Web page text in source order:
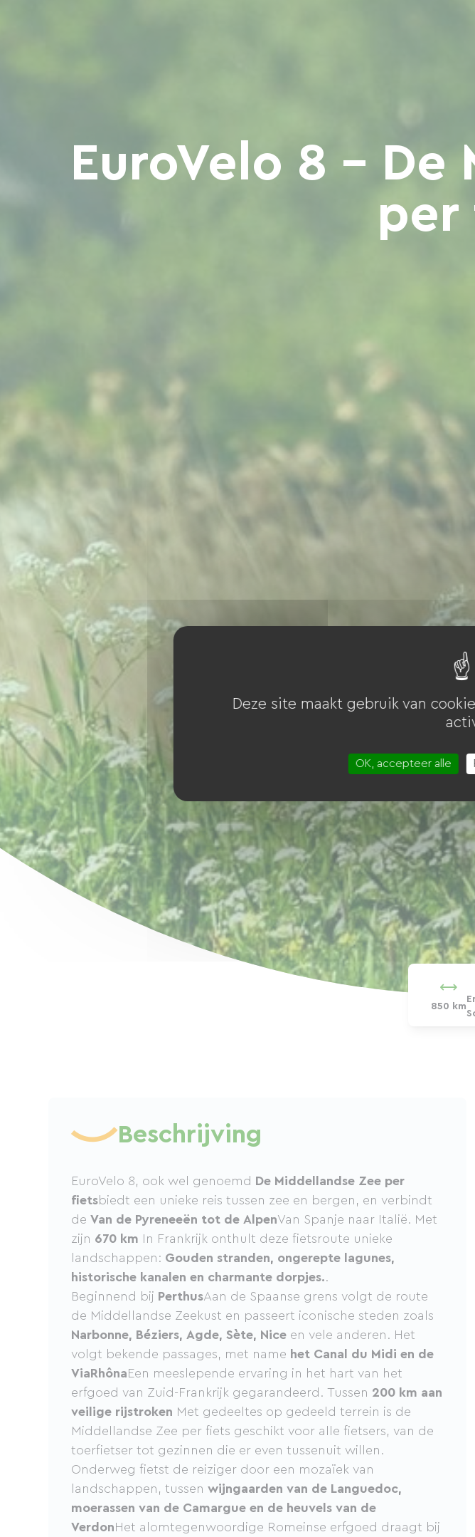
EuroVelo 8 - De
per
850 km
Beschrijving
EuroVelo 8, ook wel genoemd
De Middellandse Zee per
fietsbiedt een unieke reis tussen zee en bergen, en verbindt
de Van de Pyreneeën tot de AlpenVan Spanje naar Italië. Met
zijn 670 km In Frankrijk onthult deze fietsroute unieke
landschappen: Gouden stranden, ongerepte lagunes,
historische kanalen en charmante dorpjes..
Beginnend bij PerthusAan de Spaanse grens volgt de route
de Middellandse Zeekust en passeert iconische steden zoals
Narbonne, Béziers, Agde, Sète, Nice en vele anderen. Het
volgt bekende passages, met name het Canal du Midi en de
ViaRhôna Een meeslepende ervaring in het hart van het
erfgoed van Zuid-Frankrijk gegarandeerd. Tussen 200 km aan
veilige rijstroken Met gedeeltes op gedeeld terrein is de
Middellandse Zee per fiets geschikt voor alle fietsers, van de
toerfietser tot gezinnen die er even tussenuit willen.
Onderweg fietst de reiziger door een mozaïek van
landschappen, tussen wijngaarden van de Languedoc,
moerassen van de Camargue en de heuvels van de
Verdon Het alomtegenwoordige Romeinse erfgoed draagt ​​bij
Deze site maakt gebruik van
OK, accepteer alle